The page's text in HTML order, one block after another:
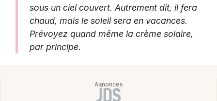
Magazine à Quimper
sous un ciel couvert. Autrement dit, il fera
chaud, mais le soleil sera en vacances.
Prévoyez quand même la crème solaire,
par principe.